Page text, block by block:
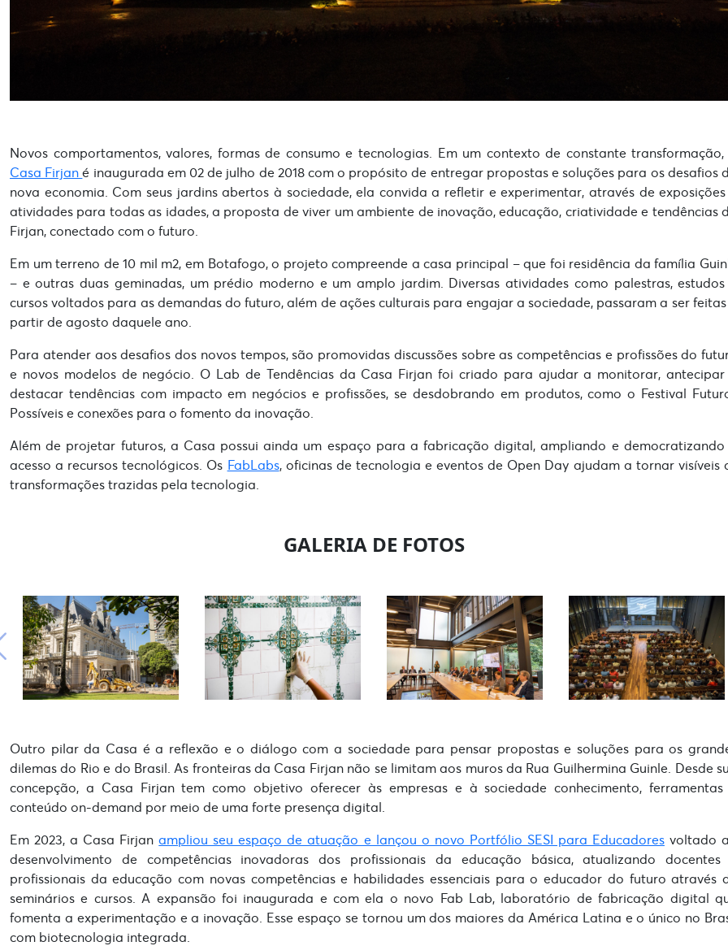
Novos comportamentos, valores, formas de consumo e tecnologias. Em um contexto de constante transformação,
Casa Firjané inaugurada em 02 de julho de 2018 com o propósito de entregar propostas e soluções para os desafios
nova economia. Com seus jardins abertos à sociedade, ela convida a refletir e experimentar, através de
atividades para todas as idades, a proposta de viver um ambiente de inovação, educação, criatividade e tendências
Firjan, conectado com o futuro.
Em um terreno de 10 mil m2, em Botafogo, o projeto compreende a casa principal – que foi residência da família
– e outras duas geminadas, um prédio moderno e um amplo jardim. Diversas atividades como palestras, estudos
cursos voltados para as demandas do futuro, além de ações culturais para engajar a sociedade, passaram a ser
partir de agosto daquele ano.
Para atender aos desafios dos novos tempos, são promovidas discussões sobre as competências e profissões do
e novos modelos de negócio. O Lab de Tendências da Casa Firjan foi criado para ajudar a monitorar, antecipar
destacar tendências com impacto em negócios e profissões, se desdobrando em produtos, como o Festival
Possíveis e conexões para o fomento da inovação.
Além de projetar futuros, a Casa possui ainda um espaço para a fabricação digital, ampliando e democratizando
acesso a recursos tecnológicos. Os FabLabs, oficinas de tecnologia e eventos de Open Day ajudam a tornar visíveis
transformações trazidas pela tecnologia.
GALERIA DE FOTOS
Outro pilar da Casa é a reflexão e o diálogo com a sociedade para pensar propostas e soluções para os
dilemas do Rio e do Brasil. As fronteiras da Casa Firjan não se limitam aos muros da Rua Guilhermina Guinle. Desde
concepção, a Casa Firjan tem como objetivo oferecer às empresas e à sociedade conhecimento, ferramentas
conteúdo on-demand por meio de uma forte presença digital.
Em 2023, a Casa Firjanampliou seu espaço de atuação e lançou o novo Portfólio SESI para Educadoresvoltado
desenvolvimento de competências inovadoras dos profissionais da educação básica, atualizando docentes
profissionais da educação com novas competências e habilidades essenciais para o educador do futuro através
seminários e cursos. A expansão foi inaugurada e com ela o novo Fab Lab, laboratório de fabricação digital
fomenta a experimentação e a inovação. Esse espaço se tornou um dos maiores da América Latina e o único no
com biotecnologia integrada.